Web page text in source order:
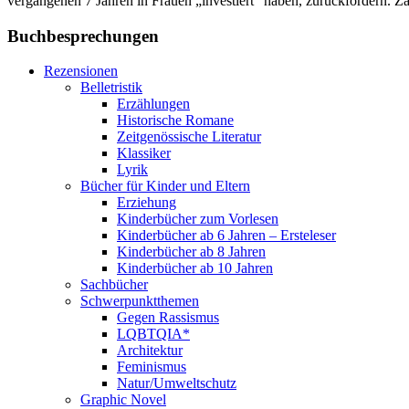
Buchbesprechungen
Rezensionen
Belletristik
Erzählungen
Historische Romane
Zeitgenössische Literatur
Klassiker
Lyrik
Bücher für Kinder und Eltern
Erziehung
Kinderbücher zum Vorlesen
Kinderbücher ab 6 Jahren – Ersteleser
Kinderbücher ab 8 Jahren
Kinderbücher ab 10 Jahren
Sachbücher
Schwerpunktthemen
Gegen Rassismus
LQBTQIA*
Architektur
Feminismus
Natur/Umweltschutz
Graphic Novel